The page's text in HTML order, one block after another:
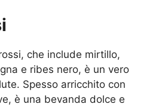
che include mirtillo,
e ribes nero, è un vero
Spesso arricchito con
è una bevanda dolce e